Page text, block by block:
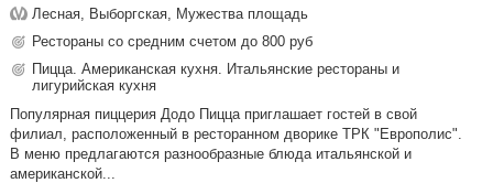
Лесная, Выборгская, Мужества площадь
Рестораны со средним счетом до 800 руб
Пицца. Американская кухня. Итальянские рестораны и
лигурийская кухня
Популярная пиццерия Додо Пицца приглашает гостей в свой
филиал, расположенный в ресторанном дворике ТРК "Европолис".
В меню предлагаются разнообразные блюда итальянской и
американской...